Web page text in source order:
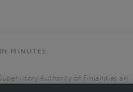
MINUTES.
Authority of Finland as an